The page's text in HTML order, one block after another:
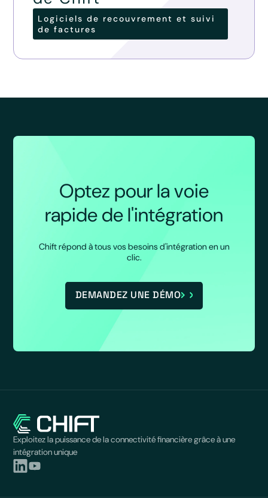
Logiciels de recouvrement et suivi
de factures
Optez pour la voie
rapide de l'intégration
Chift répond à tous vos besoins d'intégration en un
clic.
DEMANDEZ UNE DÉMO
Exploitez la puissance de la connectivité financière grâce à une
intégration unique